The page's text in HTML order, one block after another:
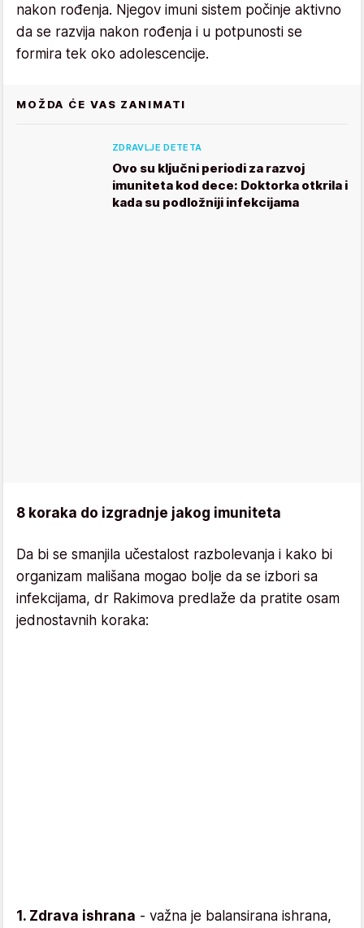
nakon rođenja. Njegov imuni sistem počinje aktivno
da se razvija nakon rođenja i u potpunosti se
formira tek oko adolescencije.
MOŽDA ĆE VAS ZANIMATI
ZDRAVLJE DETETA
Ovo su ključni periodi za razvoj
imuniteta kod dece: Doktorka otkrila i
kada su podložniji infekcijama
8 koraka do izgradnje jakog imuniteta
Da bi se smanjila učestalost razbolevanja i kako bi
organizam mališana mogao bolje da se izbori sa
infekcijama, dr Rakimova predlaže da pratite osam
jednostavnih koraka:
1. Zdrava ishrana - važna je balansirana ishrana,